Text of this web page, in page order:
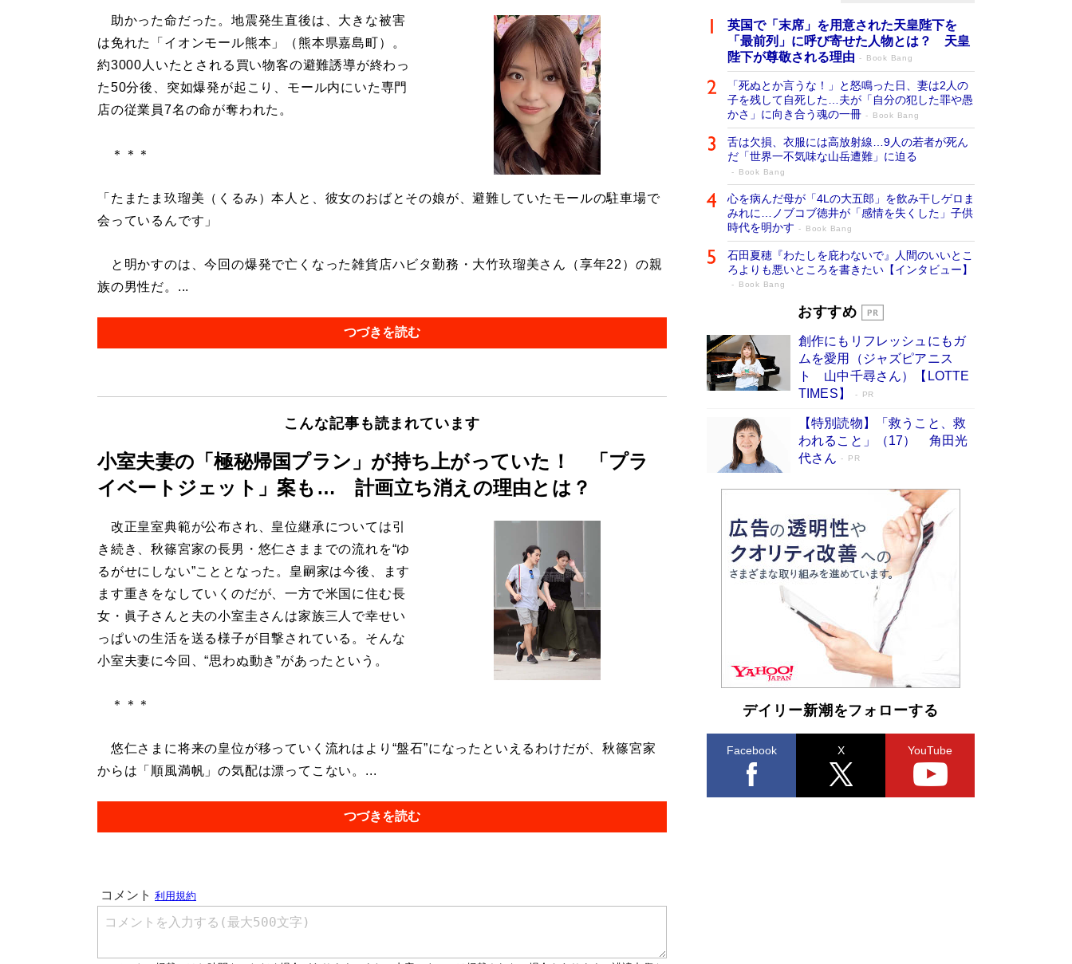
助かった命だった。地震発生直後は、大きな被害
は免れた「イオンモール熊本」（熊本県嘉島町）。
約3000人いたとされる買い物客の避難誘導が終わっ
た50分後、突如爆発が起こり、モール内にいた専門
店の従業員7名の命が奪われた。
＊＊＊
「たまたま玖瑠美（くるみ）本人と、彼女のおばとその娘が、避難していたモールの駐車場で
会っているんです」
と明かすのは、今回の爆発で亡くなった雑貨店ハビタ勤務・大竹玖瑠美さん（享年22）の親
族の男性だ。...
つづきを読む
こんな記事も読まれています
小室夫妻の「極秘帰国プラン」が持ち上がっていた！ 「プラ
イベートジェット」案も… 計画立ち消えの理由とは？
改正皇室典範が公布され、皇位継承については引
き続き、秋篠宮家の長男・悠仁さままでの流れを“ゆ
るがせにしない”こととなった。皇嗣家は今後、ます
ます重きをなしていくのだが、一方で米国に住む長
女・眞子さんと夫の小室圭さんは家族三人で幸せい
っぱいの生活を送る様子が目撃されている。そんな
小室夫妻に今回、“思わぬ動き”があったという。
＊＊＊
悠仁さまに将来の皇位が移っていく流れはより“盤石”になったといえるわけだが、秋篠宮家
からは「順風満帆」の気配は漂ってこない。...
つづきを読む
英国で「末席」を用意された天皇陛下を
「最前列」に呼び寄せた人物とは？ 天皇
陛下が尊敬される理由
Book Bang
「死ぬとか言うな！」と怒鳴った日、妻は2人の
子を残して自死した…夫が「自分の犯した罪や愚
かさ」に向き合う魂の一冊
Book Bang
舌は欠損、衣服には高放射線…9人の若者が死ん
だ「世界一不気味な山岳遭難」に迫る
Book Bang
心を病んだ母が「4Lの大五郎」を飲み干しゲロま
みれに…ノブコブ徳井が「感情を失くした」子供
時代を明かす
Book Bang
石田夏穂『わたしを庇わないで』人間のいいとこ
ろよりも悪いところを書きたい【インタビュー】
Book Bang
73歳でも働くしかない 「老後レス時代」
「なんで？ そんな馬鹿な……」90歳になった作
家・阿刀田高さんが、ひとり暮らしの生活を明か
す
Book Bang
グに『容疑者Xの献身』『白夜行』など代表作が
並ぶ［文庫ベストセラー］
Book Bang
和田秀樹の70代、80代向け新書がベスト3を独
「『火垂るの墓』は、大嘘である」原作者が抱き
続けた“自責の念”とは…「自己憐憫は描きたくな
い」監督が徹底的にこだわったこと（後編） #
戦争の記憶
Book Bang
おすすめ
創作にもリフレッシュにもガ
ムを愛用（ジャズピアニス
ト 山中千尋さん）【LOTTE
TIMES】
PR
【特別読物】「救うこと、救
われること」（17） 角田光
代さん
PR
デイリー新潮をフォローする
Facebook X YouTube